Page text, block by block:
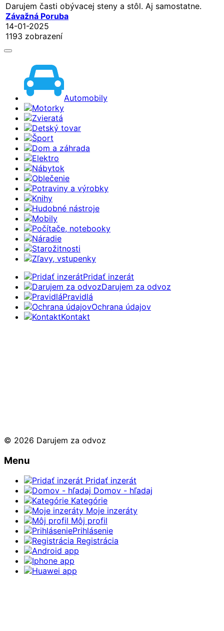
Darujem časti obývacej steny a stôl. Aj samostatne.
Závažná Poruba
14-01-2025
1193 zobrazení
Automobily
Motorky
Zvieratá
Detský tovar
Šport
Dom a záhrada
Elektro
Nábytok
Oblečenie
Potraviny a výrobky
Knihy
Hudobné nástroje
Mobily
Počítače, notebooky
Náradie
Starožitnosti
Zľavy, vstupenky
Pridať inzerát
Darujem za odvoz
Pravidlá
Ochrana údajov
Kontakt
© 2026 Darujem za odvoz
Menu
Pridať inzerát
Domov - hľadaj
Kategórie
Moje inzeráty
Môj profil
Prihlásenie
Registrácia